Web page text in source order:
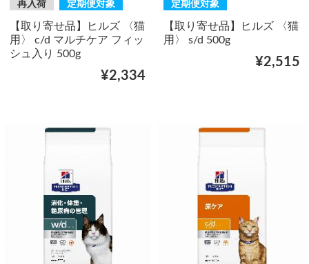
再入荷 定期便対象
【取り寄せ品】ヒルズ 〈猫
用〉 c/d マルチケア フィッ
シュ入り 500g
¥2,334
定期便対象
【取り寄せ品】ヒルズ 〈猫
用〉 s/d 500g
¥2,515